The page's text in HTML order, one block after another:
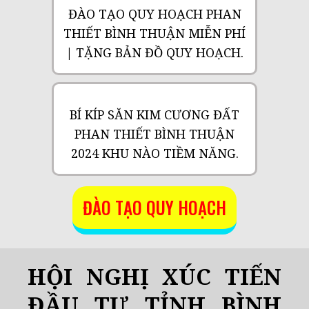
ĐÀO TẠO QUY HOẠCH PHAN
THIẾT BÌNH THUẬN MIỄN PHÍ
| TẶNG BẢN ĐỒ QUY HOẠCH.
BÍ KÍP SĂN KIM CƯƠNG ĐẤT
PHAN THIẾT BÌNH THUẬN
2024 KHU NÀO TIỀM NĂNG.
ĐÀO TẠO QUY HOẠCH
HỘI NGHỊ XÚC TIẾN